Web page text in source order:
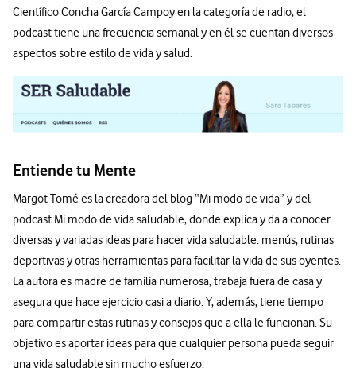
Científico Concha García Campoy en la categoría de radio, el
podcast tiene una frecuencia semanal y en él se cuentan diversos
aspectos sobre estilo de vida y salud.
Entiende tu Mente
Margot Tomé es la creadora del blog “Mi modo de vida” y del
podcast Mi modo de vida saludable, donde explica y da a conocer
diversas y variadas ideas para hacer vida saludable: menús, rutinas
deportivas y otras herramientas para facilitar la vida de sus oyentes.
La autora es madre de familia numerosa, trabaja fuera de casa y
asegura que hace ejercicio casi a diario. Y, además, tiene tiempo
para compartir estas rutinas y consejos que a ella le funcionan. Su
objetivo es aportar ideas para que cualquier persona pueda seguir
una vida saludable sin mucho esfuerzo.